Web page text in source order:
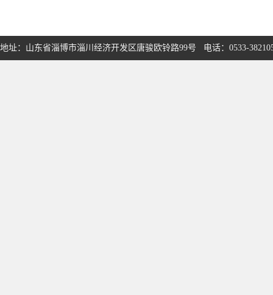
地址：山东省淄博市淄川经济开发区唐骏欧铃路99号 电话：0533-